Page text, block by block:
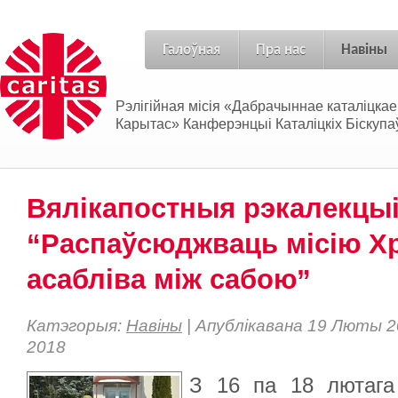
Галоўная Пра нас Навіны
Рэлігійная місія «Дабрачыннае
Карытас» Канферэнцыі Каталіцкіх
Вялікапостныя
“Распаўсюджваць місію
асабліва між сабою”
Катэгорыя: Навіны | Апублікавана 19 Люты
2018
З 16 па 18 лютага